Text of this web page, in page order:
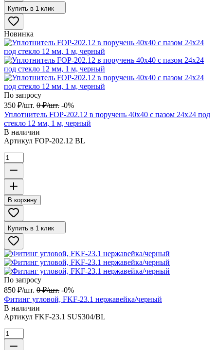
Купить в 1 клик
Новинка
По запросу
350 ₽/шт. 0 ₽/шт. -0%
Уплотнитель FOP-202.12 в поручень 40х40 с пазом 24х24 под
стекло 12 мм, 1 м, черный
В наличии
Артикул FOP-202.12 BL
В корзину
Купить в 1 клик
По запросу
850 ₽/шт. 0 ₽/шт. -0%
Фитинг угловой, FKF-23.1 нержавейка/черный
В наличии
Артикул FKF-23.1 SUS304/BL